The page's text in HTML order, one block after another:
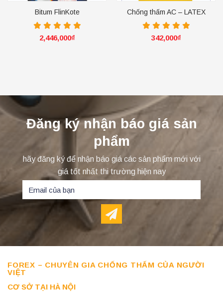
Bitum FlinKote
2,446,000₫
Chống thấm AC – LATEX
342,000₫
Đăng ký nhận báo giá sản
phẩm
hãy đăng ký để nhận báo giá các sản phẩm mới với
giá tốt nhất thi trường hiện nay
FOREX – CHUYÊN GIA CHỐNG THẤM CỦA NGƯỜI
VIỆT
CƠ SỞ TẠI HÀ NỘI